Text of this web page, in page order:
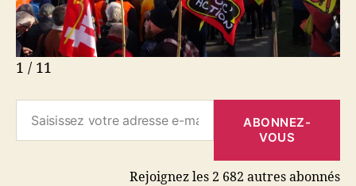
1 / 11
Saisissez votre adresse e-mail…
ABONNEZ-
VOUS
Rejoignez les 2 682 autres abonnés